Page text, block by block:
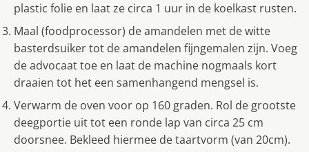
plastic folie en laat ze circa 1 uur in de koelkast rusten.
Maal (foodprocessor) de amandelen met de witte
basterdsuiker tot de amandelen fijngemalen zijn. Voeg
de advocaat toe en laat de machine nogmaals kort
draaien tot het een samenhangend mengsel is.
Verwarm de oven voor op 160 graden. Rol de grootste
deegportie uit tot een ronde lap van circa 25 cm
doorsnee. Bekleed hiermee de taartvorm (van 20cm).